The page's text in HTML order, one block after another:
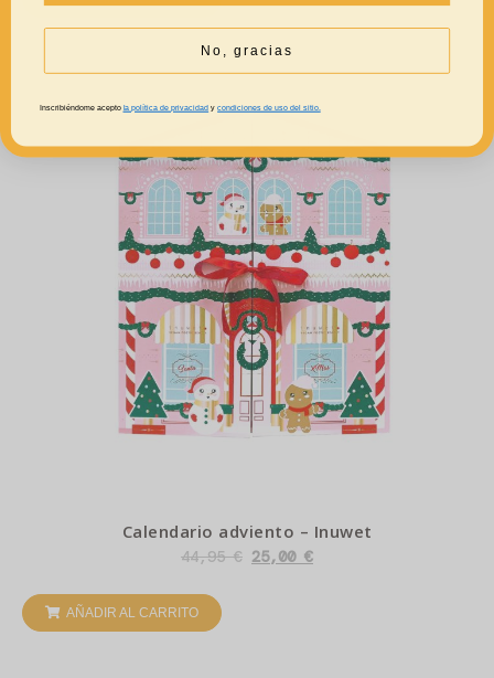
Calendario adviento – Inuwet
44,95€ 25,00 €
AÑADIR AL CARRITO
No, gracias
Inscribiéndome acepto la política de privacidad ycondiciones de uso del sitio.